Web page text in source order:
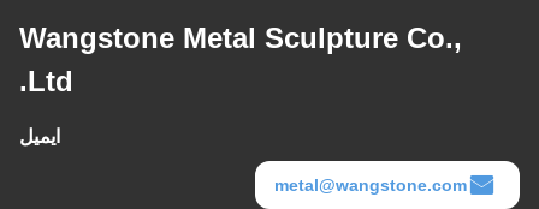
Wangstone Metal Sculpture Co.,
Ltd.
ایمیل
metal@wangstone.com